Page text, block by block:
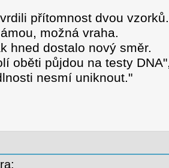
přítomnost dvou
možná vraha.
hned dostalo nový směr.
oběti půjdou na testy
nesmí uniknout."